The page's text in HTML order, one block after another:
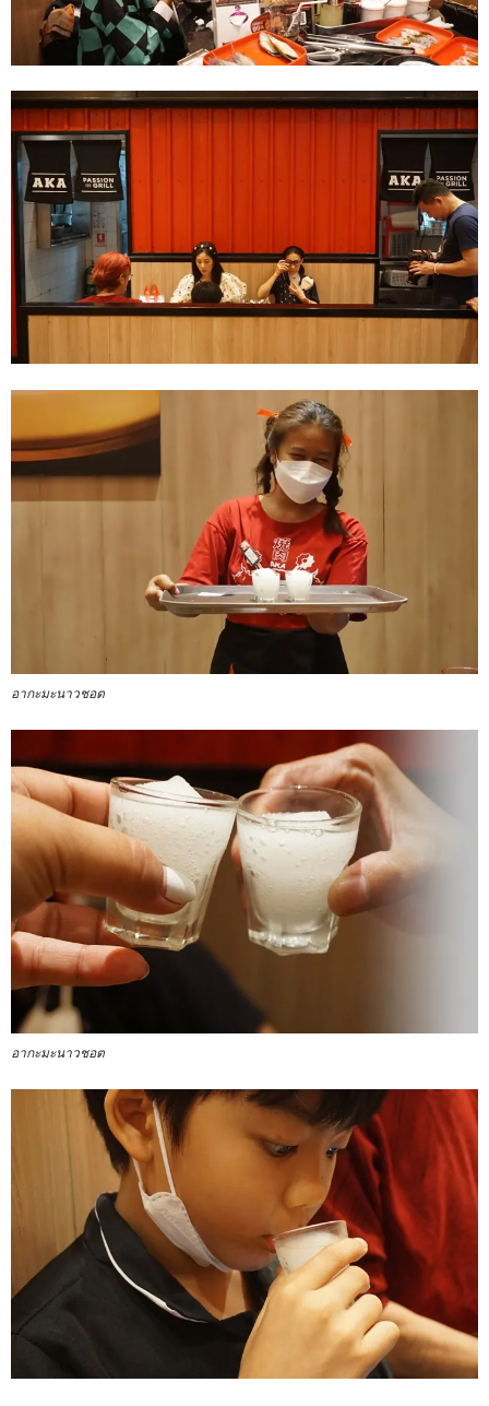
อากะมะนาวชอต
อากะมะนาวชอต